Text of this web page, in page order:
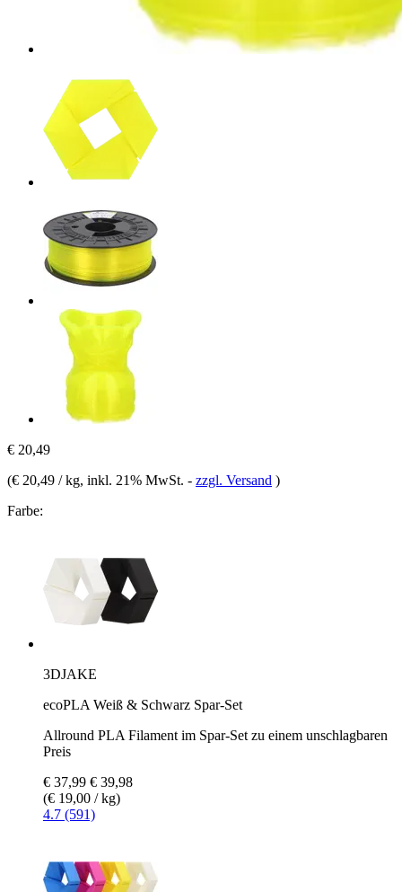
€ 20,49
(€ 20,49 / kg, inkl. 21% MwSt. - zzgl. Versand )
Farbe:
3DJAKE
ecoPLA Weiß & Schwarz Spar-Set
Allround PLA Filament im Spar-Set zu einem unschlagbaren
Preis
€ 37,99 € 39,98
(€ 19,00 / kg)
4.7 (591)